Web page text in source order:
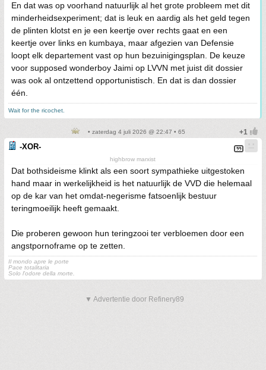
En dat was op voorhand natuurlijk al het grote probleem met dit
minderheidsexperiment; dat is leuk en aardig als het geld tegen
de plinten klotst en je een keertje over rechts gaat en een
keertje over links en kumbaya, maar afgezien van Defensie
loopt elk departement vast op hun bezuinigingsplan. De keuze
voor supposed wonderboy Jaimi op LVVN met juist dit dossier
was ook al ontzettend opportunistisch. En dat is dan dossier
één.
Wait for the ricochet.
• zaterdag 4 juli 2026 @ 22:47 • 65
-XOR-
highbrow marxist
Dat bothsideisme klinkt als een soort sympathieke uitgestoken
hand maar in werkelijkheid is het natuurlijk de VVD die helemaal
op de kar van het omdat-negerisme fatsoenlijk bestuur
teringmoeilijk heeft gemaakt.
Die proberen gewoon hun teringzooi ter verbloemen door een
angstpornoframe op te zetten.
Il mondo apre le porte
Pace totalitaria
Solo l'odore della morte.
▼ Advertentie door Refinery89